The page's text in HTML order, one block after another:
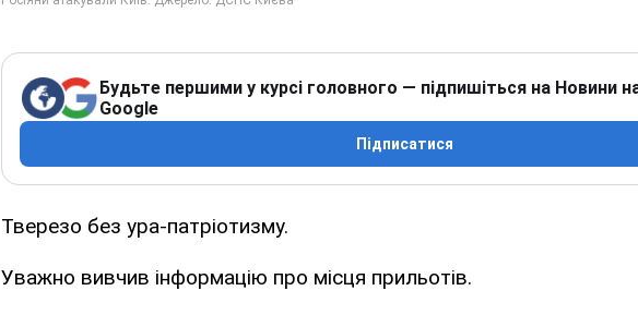
Будьте першими у курсі головного — підпишіться на Новини
Google
Підписатися
Тверезо без ура-патріотизму.
Уважно вивчив інформацію про місця прильотів.